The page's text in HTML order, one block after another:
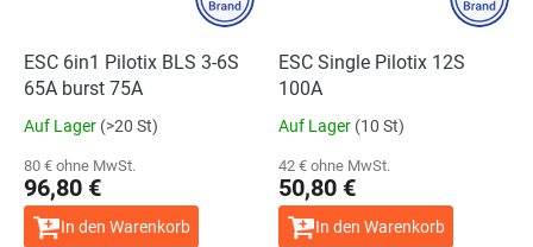
PESC 6in1 Pilotix BLS 3-6S
65A burst 75A
Auf Lager (>20 St)
80 € ohne MwSt.
96,80 €
In den Warenkorb
ESC Single Pilotix 12S
100A
Auf Lager (10 St)
42 € ohne MwSt.
50,80 €
In den Warenkorb